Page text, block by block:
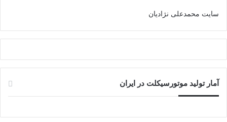
سایت محمدعلی نژادیان
آمار تولید موتورسیکلت در ایران